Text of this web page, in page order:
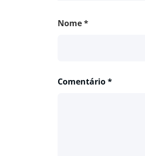
Nome*
Comentário*